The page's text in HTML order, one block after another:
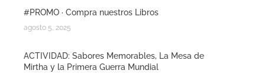
#PROMO · Compra nuestros Libros
agosto 5, 2025
ACTIVIDAD: Sabores Memorables, La Mesa de
Mirtha y la Primera Guerra Mundial